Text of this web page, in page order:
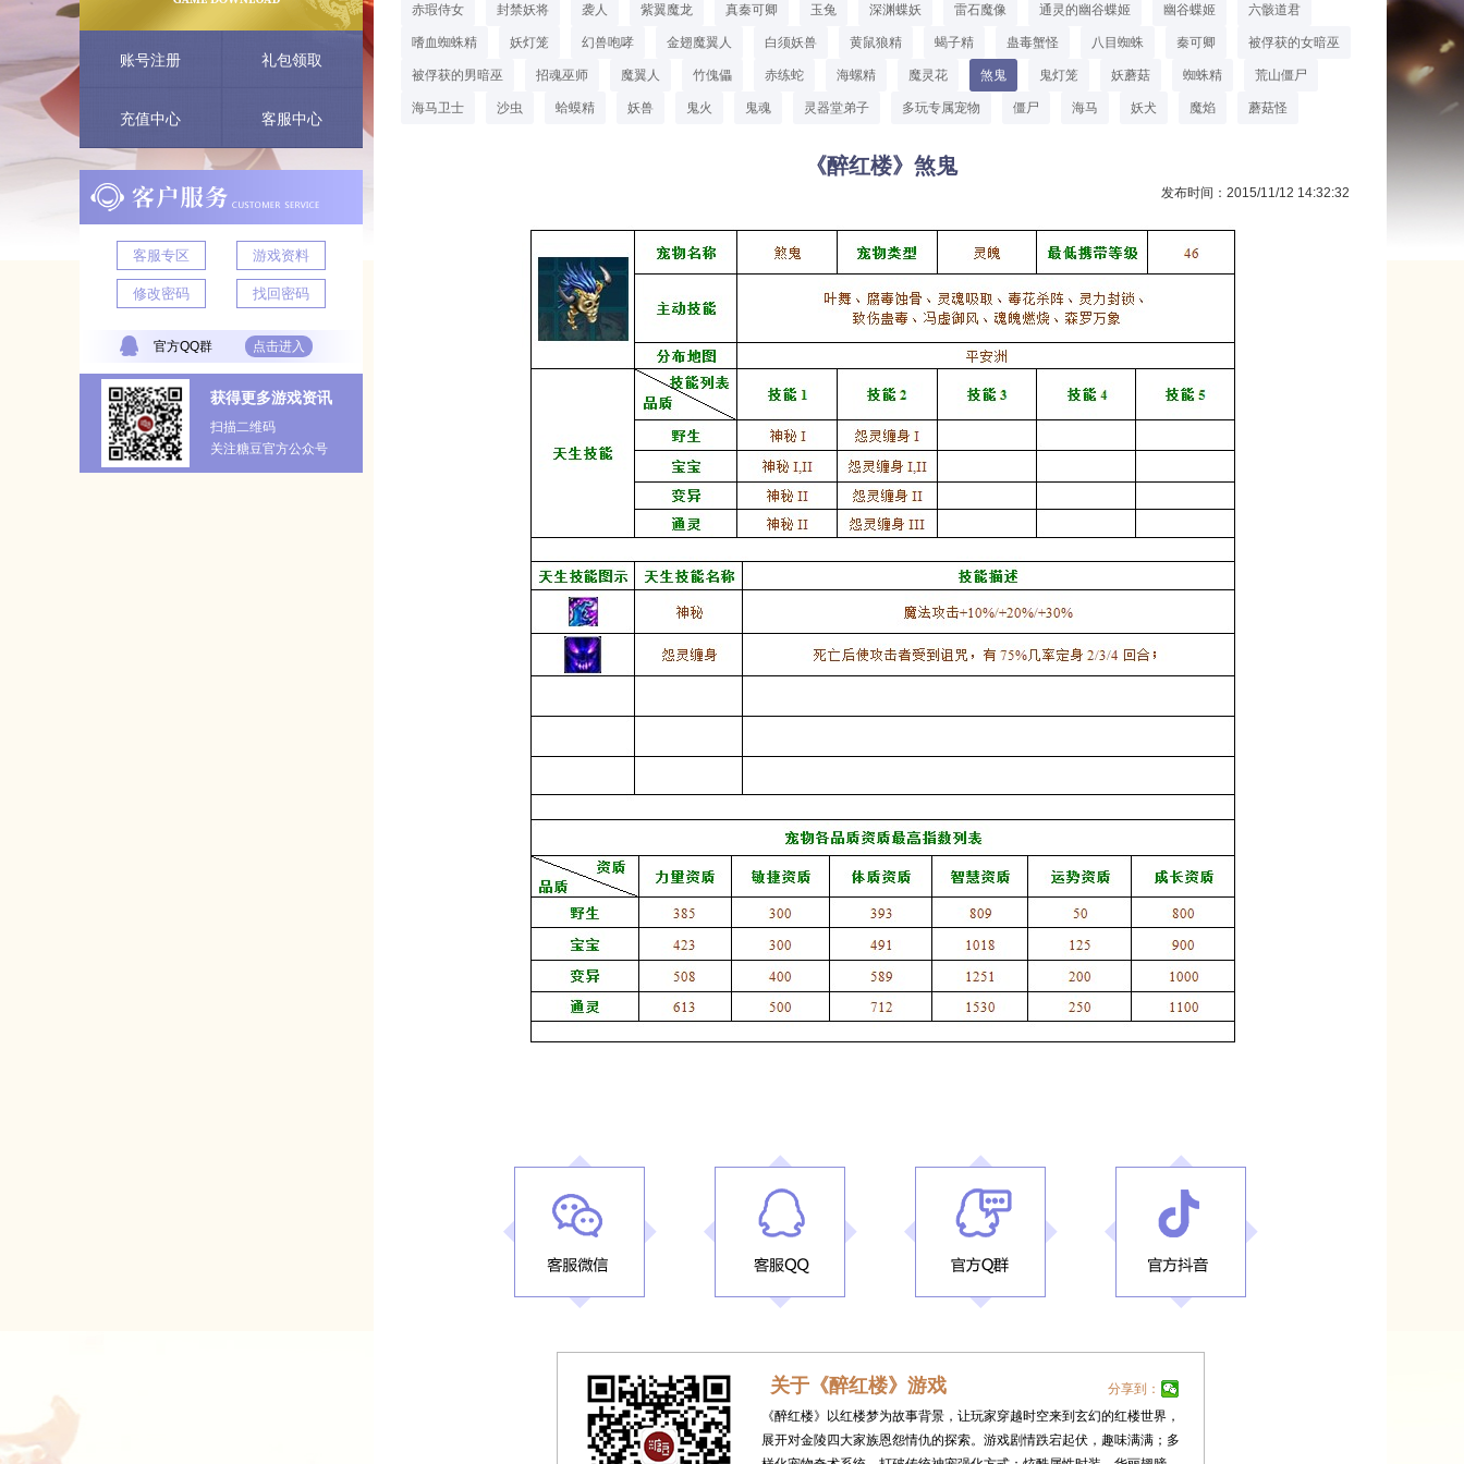
账号注册 礼包领取
充值中心 客服中心
客服专区 游戏资料
修改密码 找回密码
官方QQ群 点击进入
获得更多游戏资讯
扫描二维码
关注糖豆官方公众号
赤瑕侍女 封禁妖将 袭人 紫翼魔龙 真秦可卿 玉兔 深渊蝶妖 雷石魔像 通灵的幽谷蝶姬 幽谷蝶姬 六骸道君
嗜血蜘蛛精 妖灯笼 幻兽咆哮 金翅魔翼人 白须妖兽 黄鼠狼精 蝎子精 蛊毒蟹怪 八目蜘蛛 秦可卿 被俘获的女暗巫
被俘获的男暗巫 招魂巫师 魔翼人 竹傀儡 赤练蛇 海螺精 魔灵花 煞鬼 鬼灯笼 妖蘑菇 蜘蛛精 荒山僵尸
海马卫士 沙虫 蛤蟆精 妖兽 鬼火 鬼魂 灵器堂弟子 多玩专属宠物 僵尸 海马 妖犬 魔焰 蘑菇怪
《醉红楼》煞鬼
发布时间：2015/11/12 14:32:32
关于《醉红楼》游戏
《醉红楼》以红楼梦为故事背景，让玩家穿越时空来到玄幻的红楼世界，
展开对金陵四大家族恩怨情仇的探索。游戏剧情跌宕起伏，趣味满满；多
分享到：